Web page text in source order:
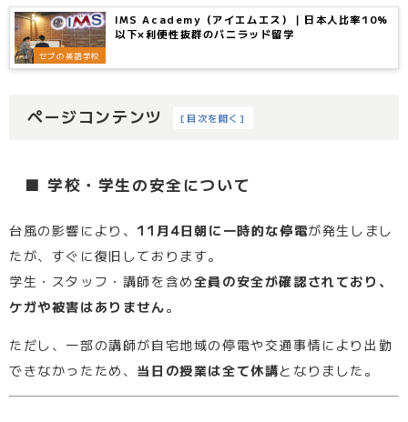
セブの英語学校
IMS Academy（アイエムエス）｜日本人比率10%
以下×利便性抜群のバニラッド留学
ページコンテンツ [ 目次を開く]
■ 学校・学生の安全について
台風の影響により、 11月4日朝に一時的な停電が発生しまし
たが、すぐに復旧しております。
学生・スタッフ・講師を含め全員の安全が確認されており、
ケガや被害はありません。
ただし、一部の講師が自宅地域の停電や交通事情により出勤
できなかったため、 当日の授業は全て休講となりました。